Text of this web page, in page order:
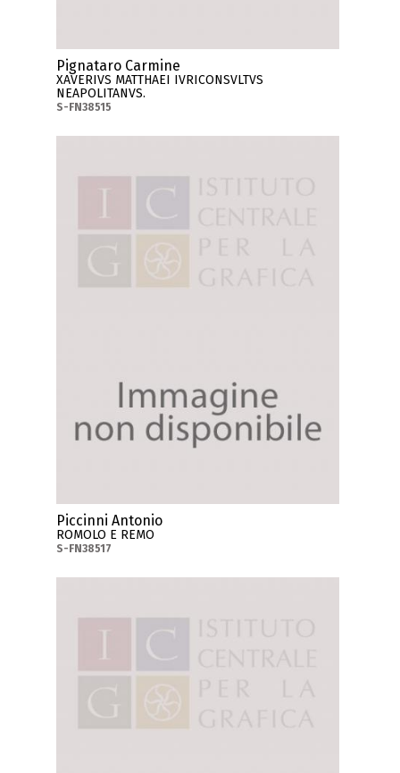
Pignataro Carmine
XAVERIVS MATTHAEI IVRICONSVLTVS
NEAPOLITANVS.
S-FN38515
Piccinni Antonio
ROMOLO E REMO
S-FN38517